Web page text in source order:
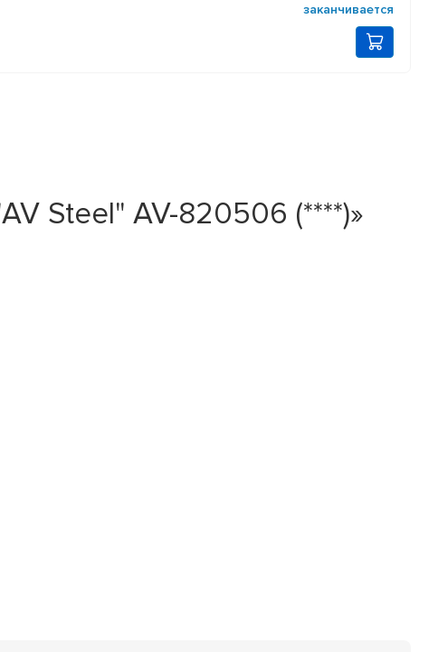
заканчивается
Steel" AV-820506 (****)»